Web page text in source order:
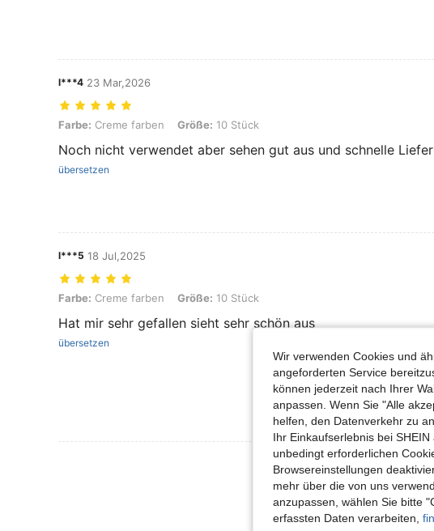
l***4 23 Mar,2026
Farbe: Creme farben, Größe: 10 Stück
Farbe: Creme farben Größe: 10 Stück
Noch nicht verwendet aber sehen gut aus und schnelle
übersetzen
l***5 18 Jul,2025
Farbe: Creme farben, Größe: 10 Stück
Farbe: Creme farben Größe: 10 Stück
Hat mir sehr gefallen sieht sehr schön aus
übersetzen
Mehr Bewertungen Ansehen
Wir verwenden Cookies und
angeforderten Service
können jederzeit nach Ihrer
anpassen. Wenn Sie "Alle
helfen, den Datenverkehr zu
Ihr Einkaufserlebnis bei
unbedingt erforderlichen
Browsereinstellungen
mehr über die von uns
anzupassen, wählen Sie bitte
erfassten Daten verarbeiten,